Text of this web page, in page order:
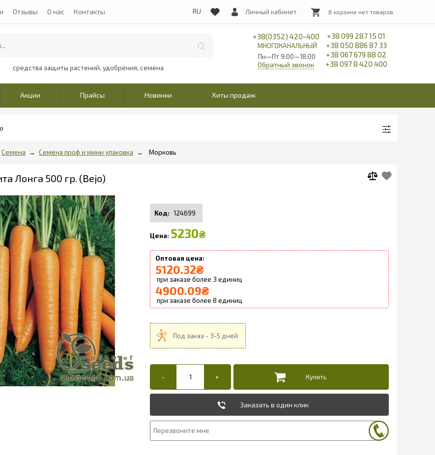
Отзывы О нас Контакты Личный кабинет
средства защиты растений, удобрения, семена
+38(0352) 420-400
МНОГОКАНАЛЬНЫЙ
Пн—Пт 9:00—18:00
+38 099 287 15 01
+38 050 886 87 33
+38 067 679 88 02
+38 097 8 420 400
Обратный звонок
Акции Прайсы Новинки Хиты продаж
Семена Семена проф и мини упаковка Морковь
Лонга 500 гр. (Bejo)
124699
5230₴
5120.32₴
3
4900.09₴
8
Заказать в один клик